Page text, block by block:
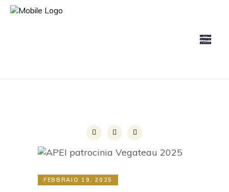
FEBBRAIO 19, 2025